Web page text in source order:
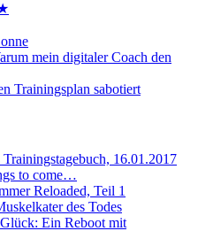
mein digitaler Coach den
Trainingsplan sabotiert
Trainingstagebuch, 16.01.2017
to come…
Reloaded, Teil 1
des Todes
Glück: Ein Reboot mit